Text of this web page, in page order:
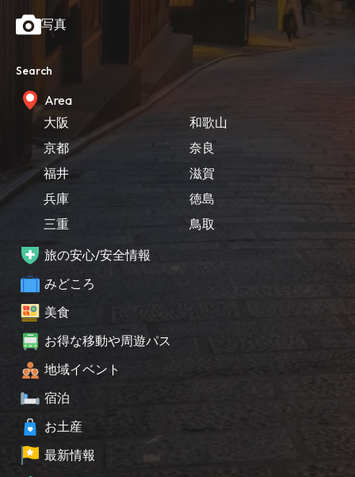
写真
Search
Area
大阪
京都
福井
兵庫
三重
和歌山
奈良
滋賀
徳島
鳥取
旅の安心/安全情報
みどころ
美食
お得な移動や周遊パス
地域イベント
宿泊
お土産
最新情報